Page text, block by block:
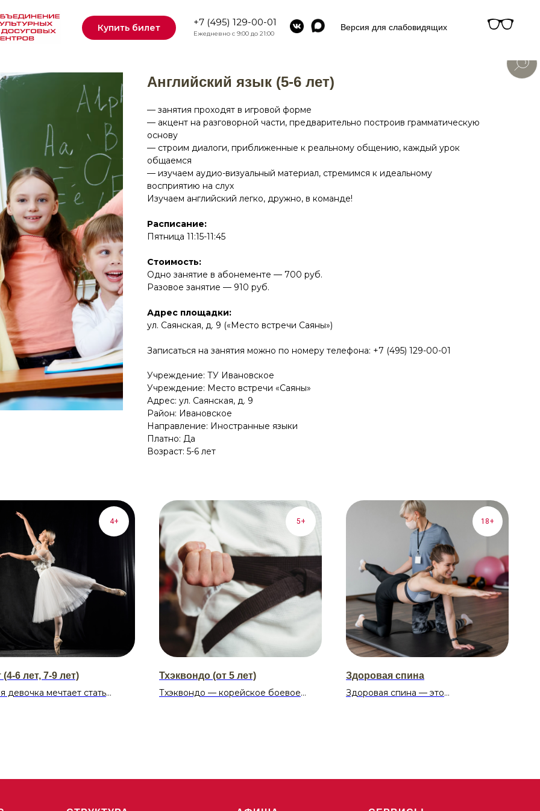
Версия для слабовидящих
Купить билет +7 (495) 129-00-01
Ежедневно с 9:00 до 21:00
Английский язык (5-6 лет)
— занятия проходят в игровой форме
— акцент на разговорной части, предварительно построив грамматическую
основу
— строим диалоги, приближенные к реальному общению, каждый урок
общаемся
— изучаем аудио-визуальный материал, стремимся к идеальному
восприятию на слух
Изучаем английский легко, дружно, в команде!
Расписание:
Пятница 11:15-11:45
Стоимость:
Одно занятие в абонементе — 700 руб.
Разовое занятие — 910 руб.
Адрес площадки:
ул. Саянская, д. 9 («Место встречи Саяны»)
Записаться на занятия можно по номеру телефона: +7 (495) 129-00-01
Учреждение: ТУ Ивановское
Учреждение: Место встречи «Саяны»
Адрес: ул. Саянская, д. 9
Район: Ивановское
Направление: Иностранные языки
Платно: Да
Возраст: 5-6 лет
4+
6 лет, 7-9 лет)
девочка мечтает стать
12:00-13:00, 13:00-14:00,
5+
Тхэквондо (от 5 лет)
Тхэквондо — корейское боевое
Расписание:
20:00, 20:00–21:00
18+
Здоровая спина
Здоровая спина — это
оздоровительной гимнастики,
Регулярное посещение занятий